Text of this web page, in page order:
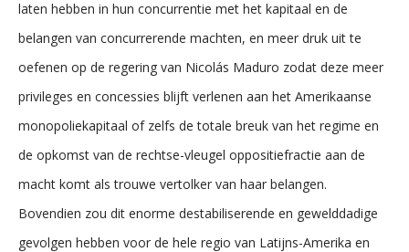
laten hebben in hun concurrentie met het kapitaal en de
belangen van concurrerende machten, en meer druk uit te
oefenen op de regering van Nicolás Maduro zodat deze meer
privileges en concessies blijft verlenen aan het Amerikaanse
monopoliekapitaal of zelfs de totale breuk van het regime en
de opkomst van de rechtse-vleugel oppositiefractie aan de
macht komt als trouwe vertolker van haar belangen.
Bovendien zou dit enorme destabiliserende en gewelddadige
gevolgen hebben voor de hele regio van Latijns-Amerika en